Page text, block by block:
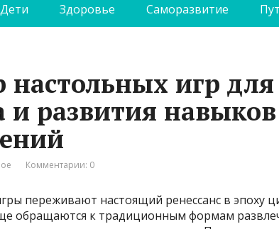
Дети Здоровье Саморазвитие
игр для
и развития
Комментарии: 0
переживают настоящий ренессанс в эпоху
обращаются к традиционным формам